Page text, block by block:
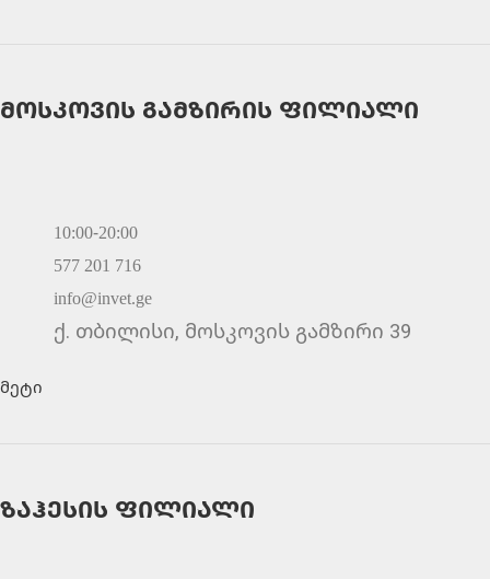
მოსკოვის გამზირის ფილიალი
10:00-20:00
577 201 716
info@invet.ge
ქ. თბილისი, მოსკოვის გამზირი 39
მეტი
ზაჰესის ფილიალი